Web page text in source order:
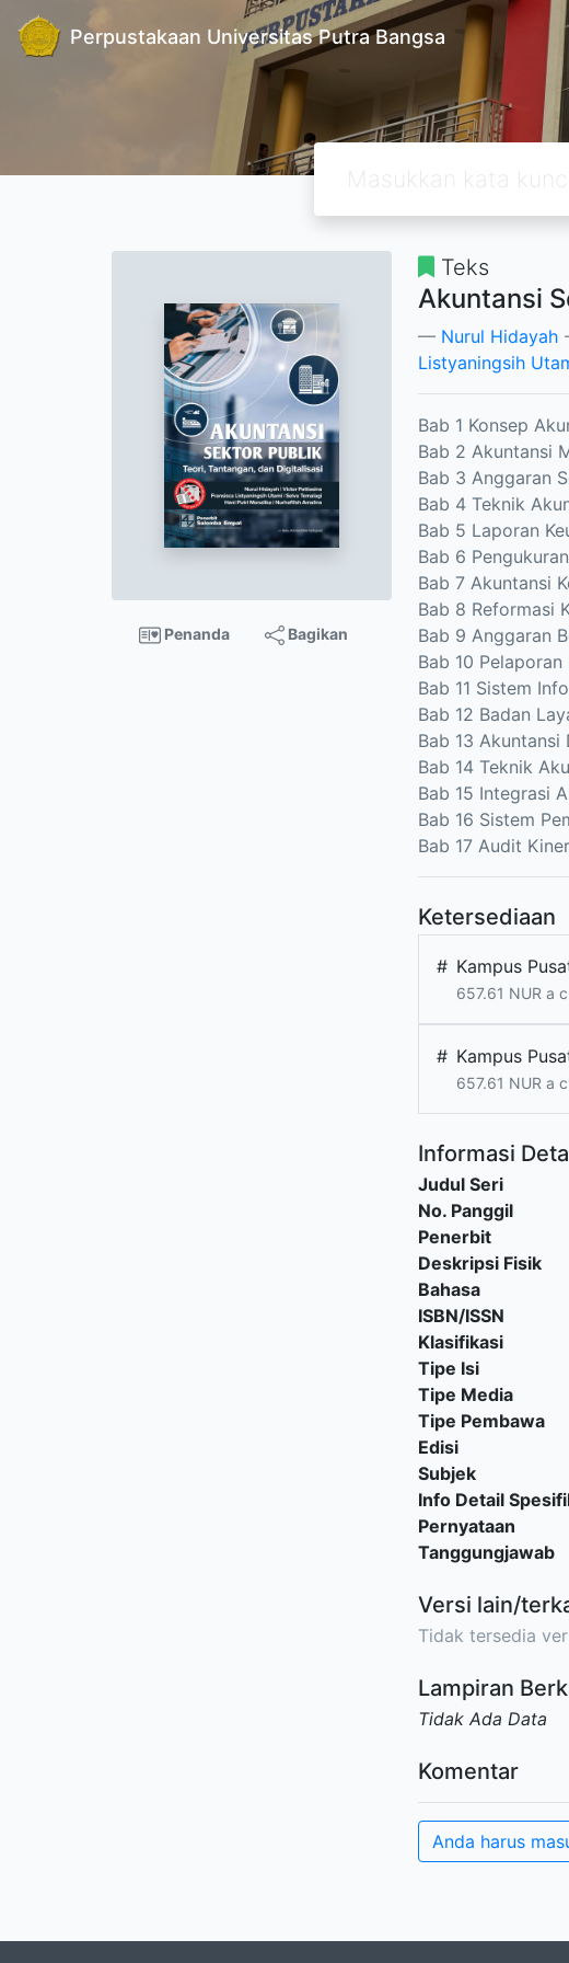
Perpustakaan Universitas Putra Bangsa
Penanda Bagikan
Teks
Akuntansi
Nurul Hidayah
Listyaningsih
Bab 1 Konsep
Bab 2 Akuntansi
Bab 3 Anggaran
Bab 4 Teknik
Bab 5 Laporan
Bab 6
Bab 7 Akuntansi
Bab 8 Reformasi
Bab 9 Anggaran
Bab 10
Bab 11 Sistem
Bab 12 Badan
Bab 13 Akuntansi
Bab 14 Teknik
Bab 15 Integrasi
Bab 16 Sistem
Bab 17 Audit
Ketersediaan
# Kampus
657.61 NUR a
# Kampus
657.61 NUR a
Informasi
Judul Seri
No. Panggil
Penerbit
Deskripsi Fisik
Bahasa
ISBN/ISSN
Klasifikasi
Tipe Isi
Tipe Media
Tipe Pembawa
Edisi
Subjek
Info Detail
Pernyataan
Tanggungjawab
Versi lain/
Tidak tersedia
Lampiran
Tidak Ada Data
Komentar
Anda harus